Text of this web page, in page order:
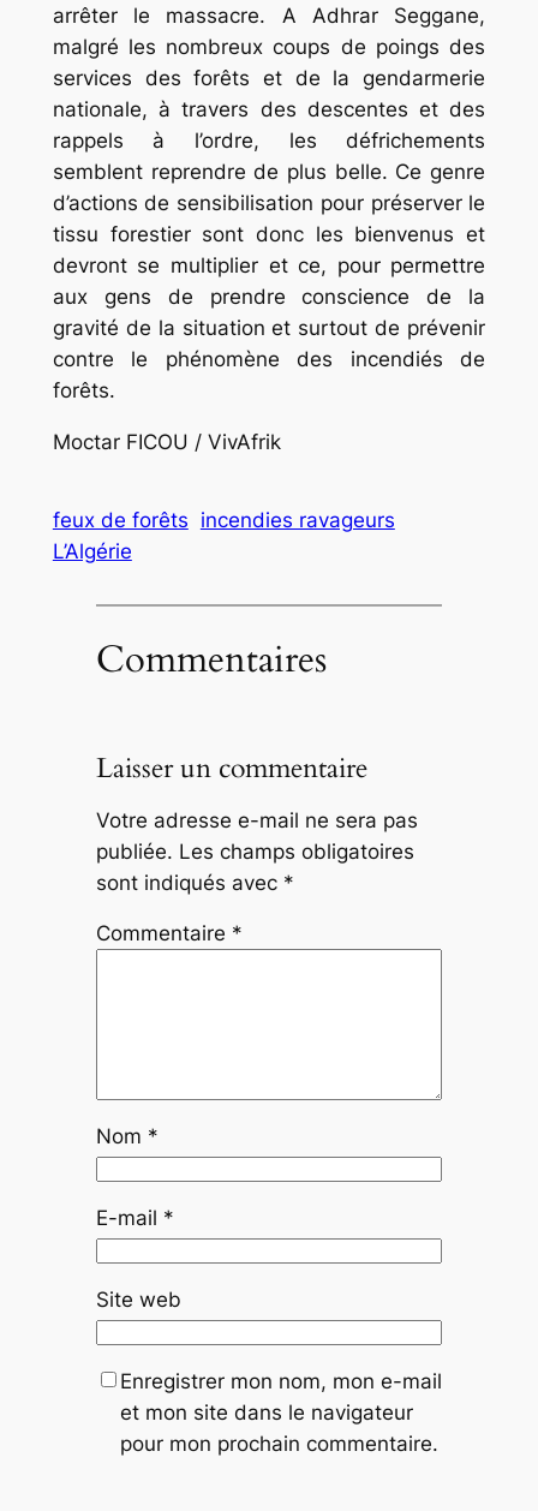
arrêter le massacre. A Adhrar Seggane,
malgré les nombreux coups de poings des
services des forêts et de la gendarmerie
nationale, à travers des descentes et des
rappels à l’ordre, les défrichements
semblent reprendre de plus belle. Ce genre
d’actions de sensibilisation pour préserver le
tissu forestier sont donc les bienvenus et
devront se multiplier et ce, pour permettre
aux gens de prendre conscience de la
gravité de la situation et surtout de prévenir
contre le phénomène des incendiés de
forêts.
Moctar FICOU / VivAfrik
feux de forêts incendies ravageurs
L’Algérie
Commentaires
Laisser un commentaire
Votre adresse e-mail ne sera pas
publiée. Les champs obligatoires
sont indiqués avec *
Commentaire *
Nom *
E-mail *
Site web
Enregistrer mon nom, mon e-mail
et mon site dans le navigateur
pour mon prochain commentaire.